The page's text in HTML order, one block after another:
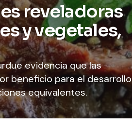
reveladoras
y vegetales,
evidencia que las
beneficio para el desarrollo
equivalentes.